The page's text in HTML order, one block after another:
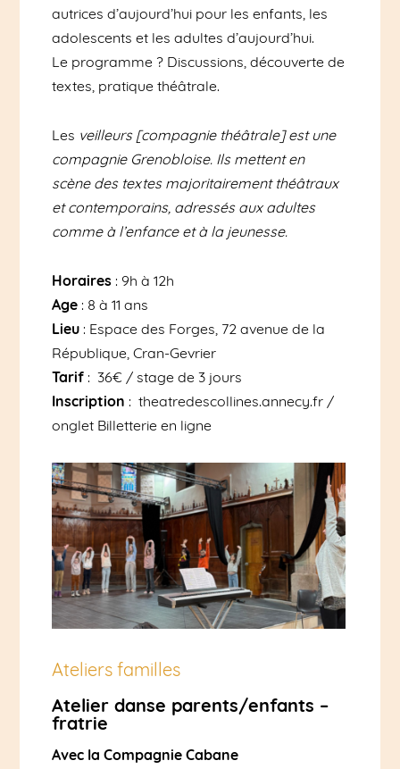
autrices d’aujourd’hui pour les enfants, les
adolescents et les adultes d’aujourd’hui.
Le programme ? Discussions, découverte de
textes, pratique théâtrale.
Les veilleurs [compagnie théâtrale] est une
compagnie Grenobloise. Ils mettent en
scène des textes majoritairement théâtraux
et contemporains, adressés aux adultes
comme à l’enfance et à la jeunesse.
Horaires: 9h à 12h
Age: 8 à 11 ans
Lieu: Espace des Forges, 72 avenue de la
République, Cran-Gevrier
Tarif: 36€ / stage de 3 jours
Inscription : theatredescollines.annecy.fr /
onglet Billetterie en ligne
Ateliers familles
Atelier danse parents/enfants –
fratrie
Avec la Compagnie Cabane